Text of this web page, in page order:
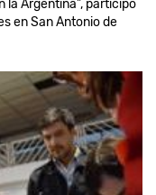
la Argentina", participó
en San Antonio de